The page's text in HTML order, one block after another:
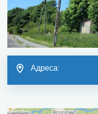
Адреса: